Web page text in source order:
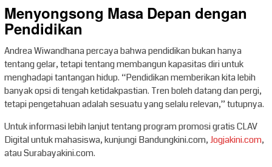
Menyongsong Masa Depan dengan
Pendidikan
Andrea Wiwandhana percaya bahwa pendidikan bukan hanya
tentang gelar, tetapi tentang membangun kapasitas diri untuk
menghadapi tantangan hidup. “Pendidikan memberikan kita lebih
banyak opsi di tengah ketidakpastian. Tren boleh datang dan pergi,
tetapi pengetahuan adalah sesuatu yang selalu relevan,” tutupnya.
Untuk informasi lebih lanjut tentang program promosi gratis CLAV
Digital untuk mahasiswa, kunjungi Bandungkini.com,Jogjakini.com,
atau Surabayakini.com.